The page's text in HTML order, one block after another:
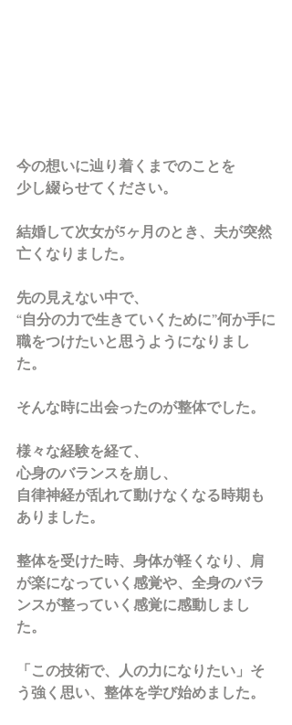
今の想いに辿り着くまでのことを
少し綴らせてください。
結婚して次女が5ヶ月のとき、夫が突然
亡くなりました。
先の見えない中で、
“自分の力で生きていくために”何か手に
職をつけたいと思うようになりまし
た。
そんな時に出会ったのが整体でした。
様々な経験を経て、
心身のバランスを崩し、
自律神経が乱れて動けなくなる時期も
ありました。
整体を受けた時、身体が軽くなり、肩
が楽になっていく感覚や、全身のバラ
ンスが整っていく感覚に感動しまし
た。
「この技術で、人の力になりたい」そ
う強く思い、整体を学び始めました。